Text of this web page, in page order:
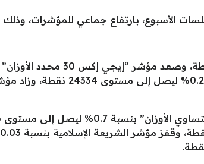
الأسبوع، بارتفاع جماعي للمؤشرات،